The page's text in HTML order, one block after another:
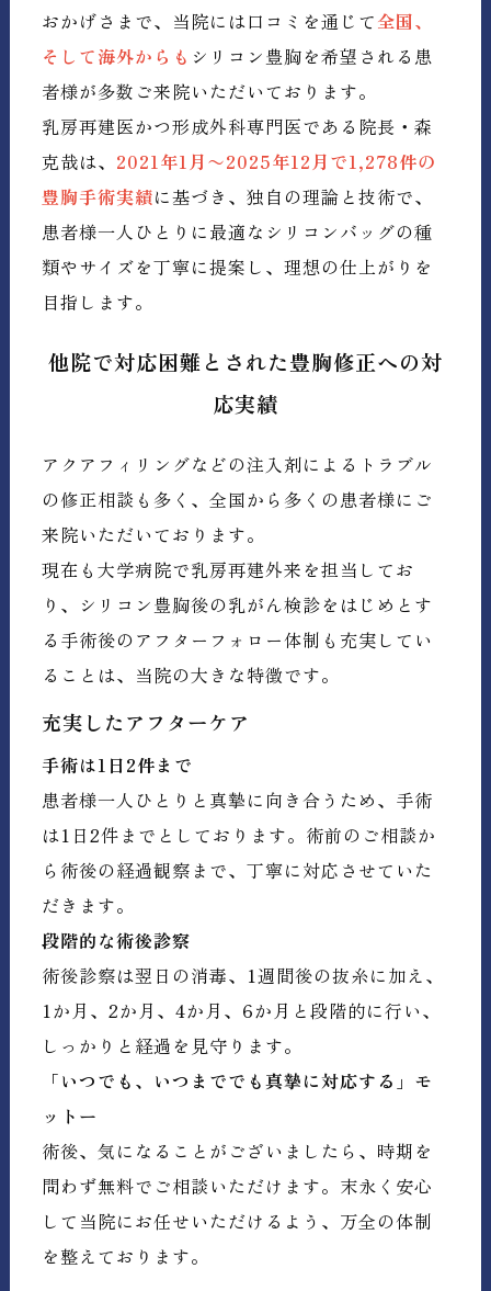
おかげさまで、当院には口コミを通じて全国、
そして海外からも シリコン豊胸を希望される患
者様が多数ご来院いただいております。
乳房再建医かつ形成外科専門医である院長・森
克哉は、 2021年1月〜2025年12月で1,278件の
豊胸手術実績に基づき、独自の理論と技術で、
患者様一人ひとりに最適なシリコンバッグの種
類やサイズを丁寧に提案し、理想の仕上がりを
目指します。
他院で対応困難とされた豊胸修正への対
応実績
アクアフィリングなどの注入剤によるトラブル
の修正相談も多く、全国から多くの患者様にご
来院いただいております。
現在も大学病院で乳房再建外来を担当してお
り、シリコン豊胸後の乳がん検診をはじめとす
る手術後のアフターフォロー体制も充実してい
ることは、当院の大きな特徴です。
充実したアフターケア
手術は1日2件まで
患者様一人ひとりと真摯に向き合うため、手術
は1日2件までとしております。術前のご相談か
ら術後の経過観察まで、丁寧に対応させていた
だきます。
段階的な術後診察
術後診察は翌日の消毒、1週間後の抜糸に加え、
1か月、2か月、4か月、6か月と段階的に行い、
しっかりと経過を見守ります。
「いつでも、いつまででも真摯に対応する」モ
ットー
術後、気になることがございましたら、時期を
問わず無料でご相談いただけます。末永く安心
して当院にお任せいただけるよう、万全の体制
を整えております。